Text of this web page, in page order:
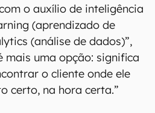
o auxílio de inteligência
(aprendizado de
(análise de dados)”,
mais uma opção: significa
o cliente onde ele
certo, na hora certa.”